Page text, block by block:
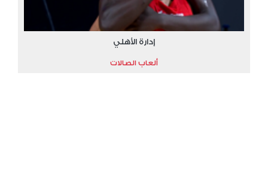
إدارة الأهلي
ألعاب الصالات